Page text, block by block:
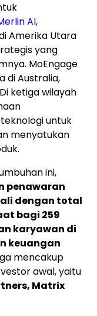
AI,
Amerika Utara
yang
MoEngage
diAustralia,
ketiga wilayah
untuk
menyatukan
ini,
penawaran
dengan total
bagi 259
karyawan di
keuangan
mencakup
awal, yaitu
Matrix